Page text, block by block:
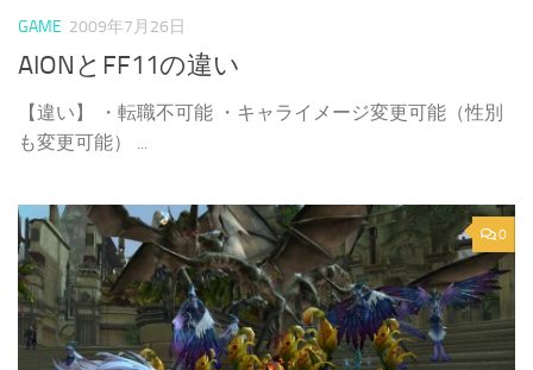
GAME 2009年7月26日
AIONとFF11の違い
【違い】 ・転職不可能 ・キャライメージ変更可能（性別
も変更可能） ...
0